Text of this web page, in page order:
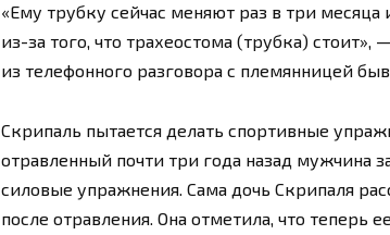
«Ему трубку сейчас меняют раз в три
из-за того, что трахеостома (трубка)
из телефонного разговора с племянницей
Скрипаль пытается делать спортивные
отравленный почти три года назад мужчина
силовые упражнения. Сама дочь Скрипаля
после отравления. Она отметила, что теперь